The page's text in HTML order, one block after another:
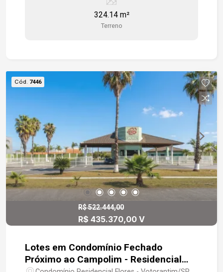
Rodovia João Leme dos Santos.
324.14 m²
Terreno
Cód. 7446
R$ 522.444,00
R$ 435.370,00 V
Lotes em Condomínio Fechado
Próximo ao Campolim - Residencial